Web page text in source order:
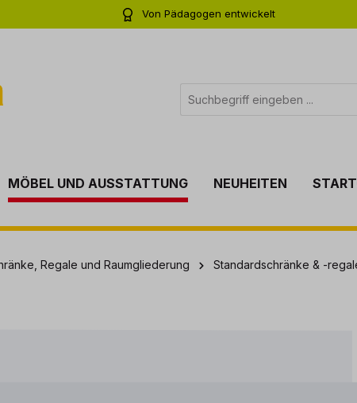
Von Pädagogen entwickelt
MÖBEL UND AUSSTATTUNG NEUHEITEN
Regale und Raumgliederung Standardschränke & -